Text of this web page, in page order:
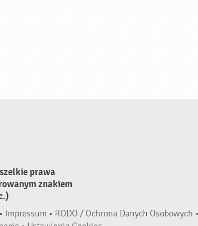
prawa
znakiem
• Impressum • RODO / Ochrona Danych Osobowych •